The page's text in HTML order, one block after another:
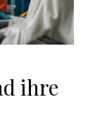
ihre